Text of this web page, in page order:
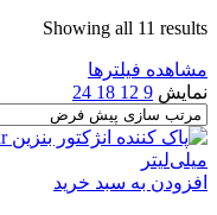
Showing all 11 results
مشاهده فیلترها
نمایش 9
12
18
24
افزودن به سبد خرید